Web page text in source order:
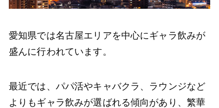
愛知県では名古屋エリアを中心にギャラ飲みが
盛んに行われています。
最近では、パパ活やキャバクラ、ラウンジなど
よりもギャラ飲みが選ばれる傾向があり、繁華